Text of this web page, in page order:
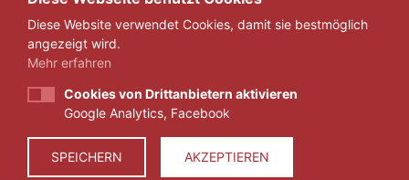
IMPRESSUM
DATENSCHUTZ
© 2026 ZEIT FÜR VERANTWORTUNG E.V.
Diese Website verwendet Cookies, damit sie bestmöglich
angezeigt wird.
Mehr erfahren
Cookies von Drittanbietern aktivieren
Google Analytics, Facebook
SPEICHERN AKZEPTIEREN